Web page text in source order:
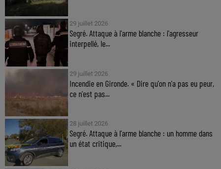
29 juillet 2026
Segré. Attaque à l'arme blanche : l'agresseur
interpellé, le...
29 juillet 2026
Incendie en Gironde. « Dire qu'on n'a pas eu peur,
ce n'est pas...
28 juillet 2026
Segré. Attaque à l'arme blanche : un homme dans
un état critique,...